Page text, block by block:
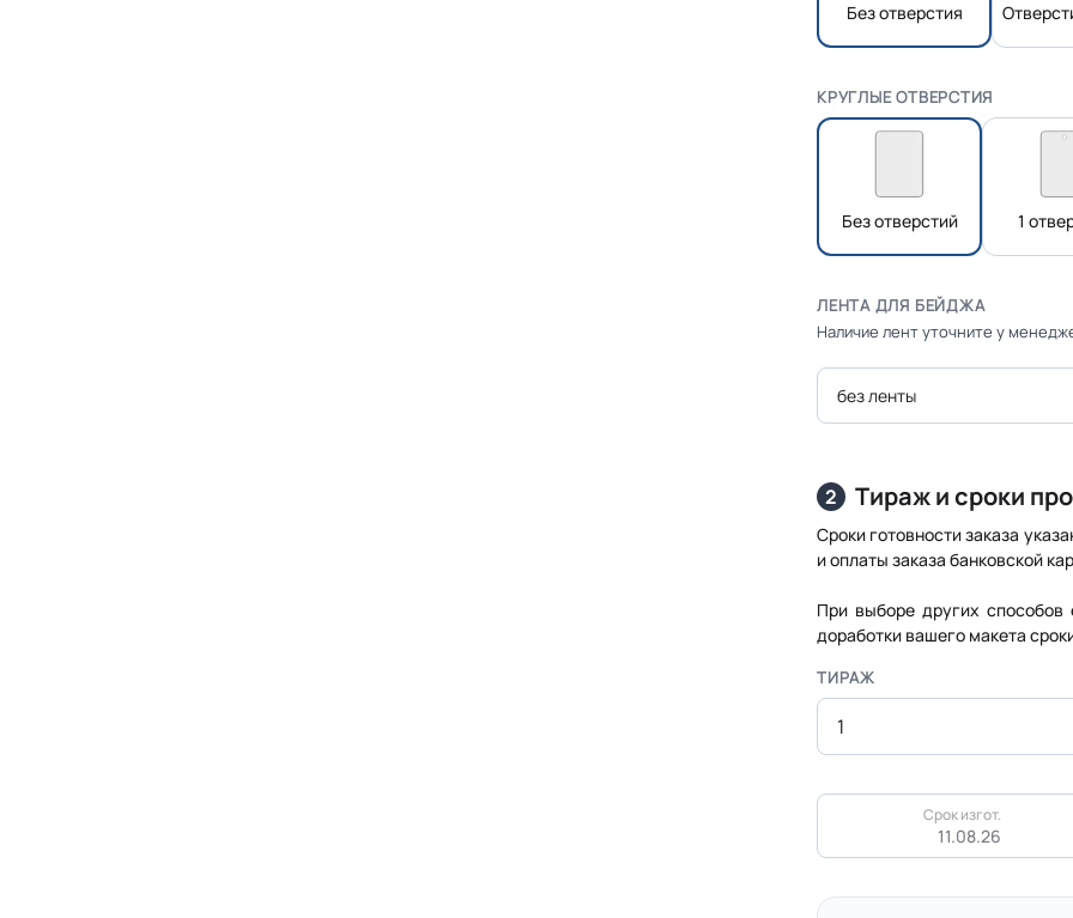
Без отверстия
КРУГЛЫЕ ОТВЕРСТИЯ
Без отверстий 1
ЛЕНТА ДЛЯ БЕЙДЖА
Наличие лент уточните у
без ленты
2 Тираж и сроки
Сроки готовности заказа
и оплаты заказа банковской
При выборе других способов
доработки вашего макета
ТИРАЖ
Срок изгот.
11.08.26